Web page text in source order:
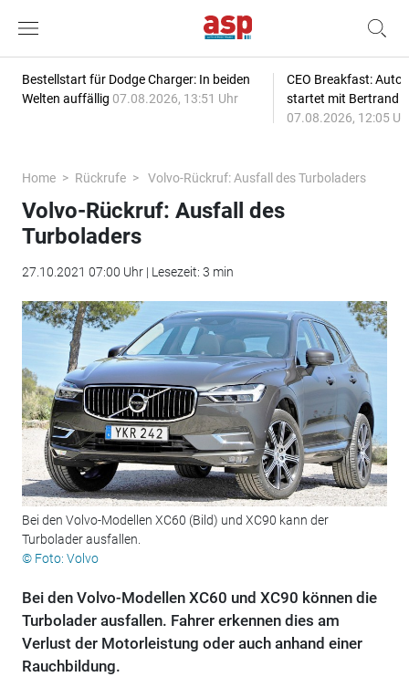
Bestellstart für Dodge Charger: In beiden
Welten auffällig 07.08.2026, 13:51 Uhr
CEO Breakfast:
startet mit Bertrand
07.08.2026, 12:05
Home Rückrufe Volvo-Rückruf: Ausfall des Turboladers
Volvo-Rückruf: Ausfall des
Turboladers
27.10.2021 07:00 Uhr | Lesezeit: 3 min
Bei den Volvo-Modellen XC60 (Bild) und XC90 kann der
Turbolader ausfallen.
© Foto: Volvo
Bei den Volvo-Modellen XC60 und XC90 können die
Turbolader ausfallen. Fahrer erkennen dies am
Verlust der Motorleistung oder auch anhand einer
Rauchbildung.